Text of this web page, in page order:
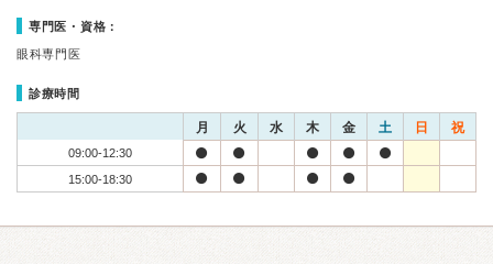
専門医・資格：
眼科専門医
診療時間
月 火 水 木 金 土 日 祝
09:00-12:30
15:00-18:30